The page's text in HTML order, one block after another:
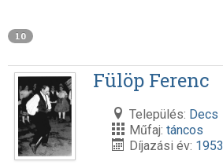
10
Fülöp Ferenc
Település: Decs
Műfaj: táncos
Díjazási év: 1953